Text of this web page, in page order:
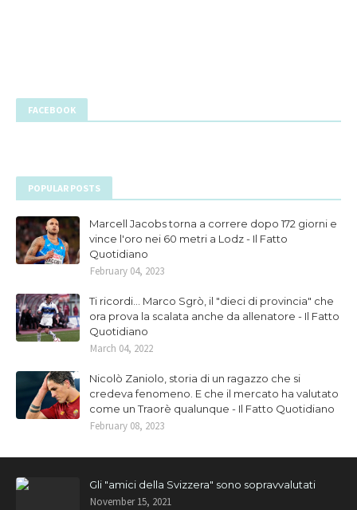
FACEBOOK
POPULAR POSTS
Marcell Jacobs torna a correre dopo 172 giorni e
vince l'oro nei 60 metri a Lodz - Il Fatto
Quotidiano
February 04, 2023
Ti ricordi... Marco Sgrò, il "dieci di provincia" che
ora prova la scalata anche da allenatore - Il Fatto
Quotidiano
March 04, 2022
Nicolò Zaniolo, storia di un ragazzo che si
credeva fenomeno. E che il mercato ha valutato
come un Traorè qualunque - Il Fatto Quotidiano
February 08, 2023
Gli "amici della Svizzera" sono sopravvalutati
November 15, 2021